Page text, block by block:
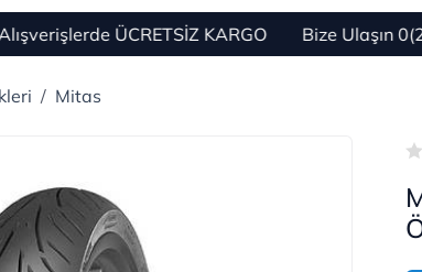
ÜCRETSİZ KARGO Bize Ulaşın 0(212)
Mitas